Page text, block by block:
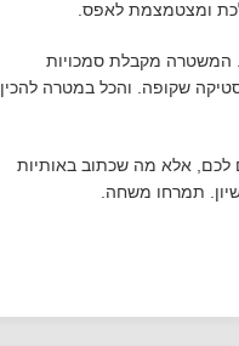
ומצטמצמת לאפס.
המשטרה מקבלת סמכויות
שקופה. והכל במטרה להכין
אלא מה שכתוב באותיות
תמרחו משחה.